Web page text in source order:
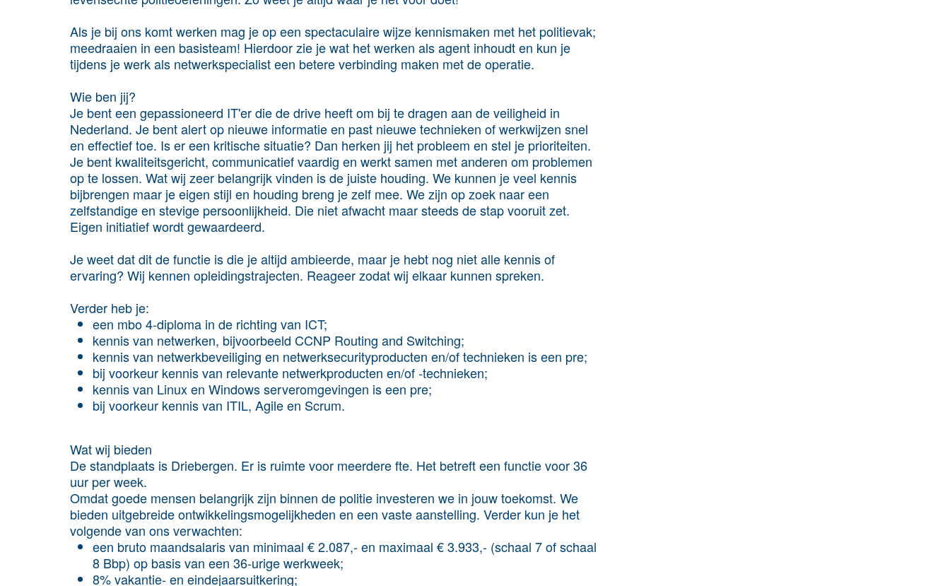
Als je bij ons komt werken mag je op een spectaculaire wijze kennismaken met het politievak;
meedraaien in een basisteam! Hierdoor zie je wat het werken als agent inhoudt en kun je
tijdens je werk als netwerkspecialist een betere verbinding maken met de operatie.
Wie ben jij?
Je bent een gepassioneerd IT'er die de drive heeft om bij te dragen aan de veiligheid in
Nederland. Je bent alert op nieuwe informatie en past nieuwe technieken of werkwijzen snel
en effectief toe. Is er een kritische situatie? Dan herken jij het probleem en stel je prioriteiten.
Je bent kwaliteitsgericht, communicatief vaardig en werkt samen met anderen om problemen
op te lossen. Wat wij zeer belangrijk vinden is de juiste houding. We kunnen je veel kennis
bijbrengen maar je eigen stijl en houding breng je zelf mee. We zijn op zoek naar een
zelfstandige en stevige persoonlijkheid. Die niet afwacht maar steeds de stap vooruit zet.
Eigen initiatief wordt gewaardeerd.
Je weet dat dit de functie is die je altijd ambieerde, maar je hebt nog niet alle kennis of
ervaring? Wij kennen opleidingstrajecten. Reageer zodat wij elkaar kunnen spreken.
Verder heb je:
een mbo 4-diploma in de richting van ICT;
kennis van netwerken, bijvoorbeeld CCNP Routing and Switching;
kennis van netwerkbeveiliging en netwerksecurityproducten en/of technieken is een pre;
bij voorkeur kennis van relevante netwerkproducten en/of -technieken;
kennis van Linux en Windows serveromgevingen is een pre;
bij voorkeur kennis van ITIL, Agile en Scrum.
Wat wij bieden
De standplaats is Driebergen. Er is ruimte voor meerdere fte. Het betreft een functie voor 36
uur per week.
Omdat goede mensen belangrijk zijn binnen de politie investeren we in jouw toekomst. We
bieden uitgebreide ontwikkelingsmogelijkheden en een vaste aanstelling. Verder kun je het
volgende van ons verwachten:
een bruto maandsalaris van minimaal € 2.087,- en maximaal € 3.933,- (schaal 7 of schaal
8 Bbp) op basis van een 36-urige werkweek;
8% vakantie- en eindejaarsuitkering;